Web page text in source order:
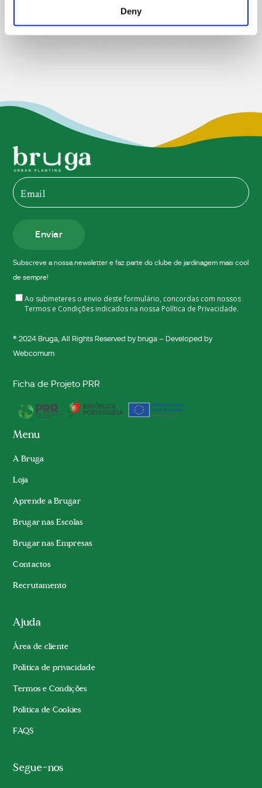
Deny
Enviar
Subscreve a nossa newsletter e faz parte do clube de jardinagem mais cool
de sempre!
Ao submeteres o envio deste formulário, concordas com nossos
Termos e Condições indicados na nossa Política de Privacidade.
® 2024Bruga, All Rights Reserved by bruga – Developed by
Webcomum
Ficha de Projeto PRR
Menu
A Bruga
Loja
Aprende a Brugar
Brugar nas Escolas
Brugar nas Empresas
Contactos
Recrutamento
Ajuda
Área de cliente
Política de privacidade
Termos e Condições
Política de Cookies
FAQS
Segue-nos